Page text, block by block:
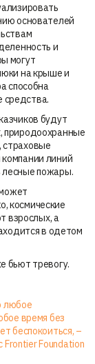
основателей
и
могут
на крыше и
способна
средства.
будут
природоохранные
линий
лесные пожары.
космические
взрослых, а
в одетом
бьют тревогу.
любое
время без
беспокоиться, –
Frontier Foundation